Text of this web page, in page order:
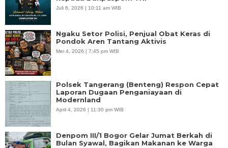
Juli 6, 2026 | 10:11 am WIB
Ngaku Setor Polisi, Penjual Obat Keras di
Pondok Aren Tantang Aktivis
Mei 4, 2026 | 7:45 pm WIB
Polsek Tangerang (Benteng) Respon Cepat
Laporan Dugaan Penganiayaan di
Modernland
April 4, 2026 | 11:30 pm WIB
Denpom III/1 Bogor Gelar Jumat Berkah di
Bulan Syawal, Bagikan Makanan ke Warga